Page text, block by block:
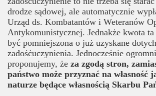
drodze sądowej, ale automatycznie
Urząd ds. Kombatantów i Weteranów
Antykomunistycznej. Jednakże kwota ta
być pomniejszona o już uzyskane
zadośćuczynienia. Jednocześnie
proponujemy, że za zgodą stron,
państwo może przyznać na własność
naturze będące własnością Skarbu